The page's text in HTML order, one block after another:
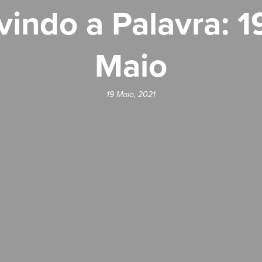
a Palavra:
Maio
19 Maio, 2021